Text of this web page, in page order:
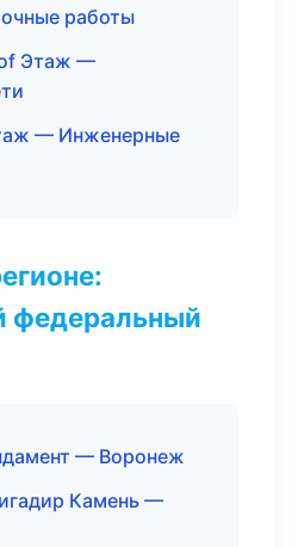
работы
Этаж —
— Инженерные
федеральный
— Воронеж
Камень —